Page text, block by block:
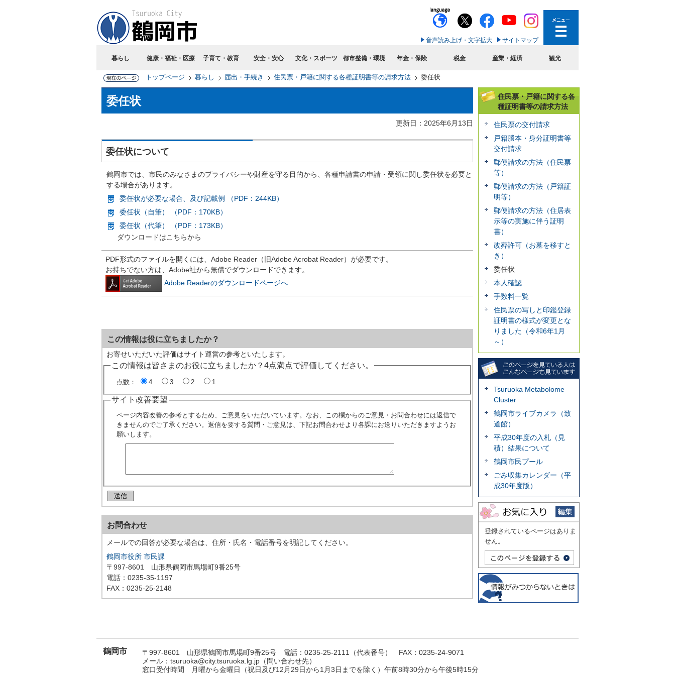
音声読み上げ・文字拡大 サイトマップ
暮らし 健康・福祉・医療 子育て・教育 安全・安心 文化・スポーツ 都市整備・環境 年金・保険 税金 産業・経済 観光
トップページ 暮らし 届出・手続き 住民票・戸籍に関する各種証明書等の請求方法 委任状
委任状
更新日：2025年6月13日
委任状について
鶴岡市では、市民のみなさまのプライバシーや財産を守る目的から、各種申請書の申請・受領に関し委任状を必要と
する場合があります。
委任状が必要な場合、及び記載例 （PDF：244KB）
委任状（自筆） （PDF：170KB）
委任状（代筆） （PDF：173KB）
ダウンロードはこちらから
PDF形式のファイルを開くには、Adobe Reader（旧Adobe Acrobat Reader）が必要です。
お持ちでない方は、Adobe社から無償でダウンロードできます。
Adobe Readerのダウンロードページへ
この情報は役に立ちましたか？
お寄せいただいた評価はサイト運営の参考といたします。
この情報は皆さまのお役に立ちましたか？4点満点で評価してください。
点数： 4 3 2 1
サイト改善要望
ページ内容改善の参考とするため、ご意見をいただいています。なお、この欄からのご意見・お問合わせには返信で
きませんのでご了承ください。返信を要する質問・ご意見は、下記お問合わせより各課にお送りいただきますようお
願いします。
お問合わせ
メールでの回答が必要な場合は、住所・氏名・電話番号を明記してください。
鶴岡市役所 市民課
〒997-8601 山形県鶴岡市馬場町9番25号
電話：0235-35-1197
FAX：0235-25-2148
住民票・戸籍に関する各
種証明書等の請求方法
住民票の交付請求
戸籍謄本・身分証明書等
交付請求
郵便請求の方法（住民票
等）
郵便請求の方法（戸籍証
明等）
郵便請求の方法（住居表
示等の実施に伴う証明
書）
改葬許可（お墓を移すと
き）
委任状
本人確認
手数料一覧
住民票の写しと印鑑登録
証明書の様式が変更とな
りました（令和6年1月
～）
Tsuruoka Metabolome
Cluster
鶴岡市ライブカメラ（致
道館）
平成30年度の入札（見
積）結果について
鶴岡市民プール
ごみ収集カレンダー（平
成30年度版）
登録されているページはありま
せん。
鶴岡市
〒997-8601 山形県鶴岡市馬場町9番25号 電話：0235-25-2111（代表番号） FAX：0235-24-9071
メール：tsuruoka@city.tsuruoka.lg.jp（問い合わせ先）
窓口受付時間 月曜から金曜日（祝日及び12月29日から1月3日までを除く）午前8時30分から午後5時15分